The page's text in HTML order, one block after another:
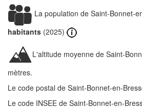
La population de Saint-Bonnet-
habitants (2025)
L'altitude moyenne de Saint-
mètres.
Le code postal de Saint-Bonnet-en-
Le code INSEE de Saint-Bonnet-en-